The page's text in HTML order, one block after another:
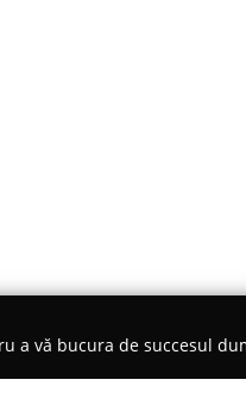
a vă bucura de succesul